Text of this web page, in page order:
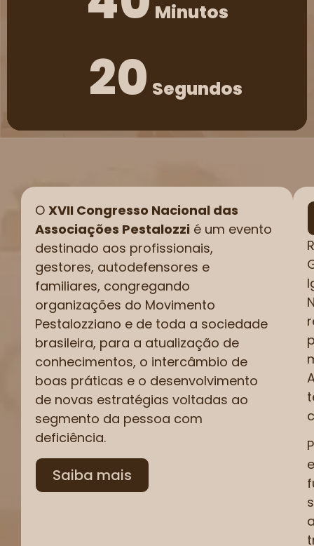
Minutos
20 Segundos
O XVII Congresso Nacional das
Associações Pestalozzi é um evento
destinado aos profissionais,
gestores, autodefensores e
familiares, congregando
organizações do Movimento
Pestalozziano e de toda a sociedade
brasileira, para a atualização de
conhecimentos, o intercâmbio de
boas práticas e o desenvolvimento
de novas estratégias voltadas ao
segmento da pessoa com
deficiência.
Saiba mais